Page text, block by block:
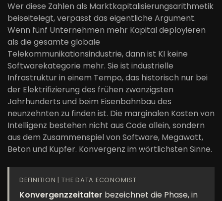
Wer diese Zahlen als Marktkapitalisierungsarithmetik
beiseitelegt, verpasst das eigentliche Argument.
Wenn fünf Unternehmen mehr Kapital deployieren
als die gesamte globale
Telekommunikationsindustrie, dann ist KI keine
Softwarekategorie mehr. Sie ist industrielle
Infrastruktur in einem Tempo, das historisch nur bei
der Elektrifizierung des frühen zwanzigsten
Jahrhunderts und beim Eisenbahnbau des
neunzehnten zu finden ist. Die marginalen Kosten von
Intelligenz bestehen nicht aus Code allein, sondern
aus dem Zusammenspiel von Software, Megawatt,
Beton und Kupfer. Konvergenz im wörtlichsten Sinne.
DEFINITION | THE DATA ECONOMIST
Konvergenzzeitalter bezeichnet die Phase, in